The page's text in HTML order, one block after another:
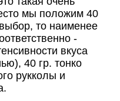
мы положим 40
то наименее
-
вкуса
40 гр. тонко
рукколы и